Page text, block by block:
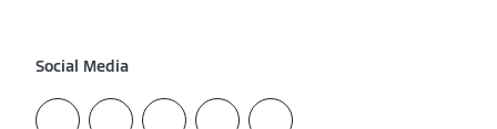
Social Media